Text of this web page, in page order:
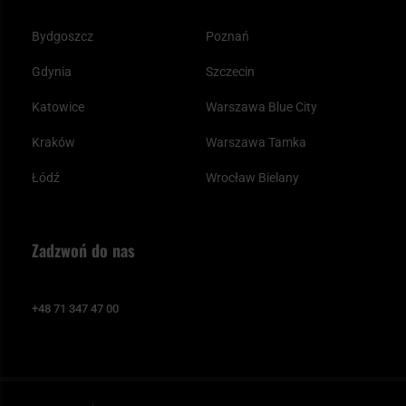
Bydgoszcz
Gdynia
Katowice
Kraków
Łódź
Poznań
Szczecin
Warszawa Blue City
Warszawa Tamka
Wrocław Bielany
Zadzwoń do nas
+48 71 347 47 00